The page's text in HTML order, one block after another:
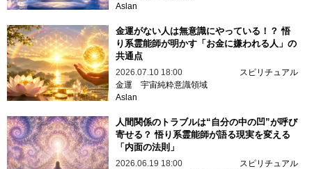
Aslan
金運がない人は無意識にやっている！？ 悟
り系霊能師が明かす「お金に嫌われる人」の
共通点
2026.07.10 18:00
スピリチュアル
金運 宇宙純粋意識領域
Aslan
人間関係のトラブルは“自分の中の凹”が呼び
寄せる？ 悟り系霊能師が語る現実を変える
「内面の法則」
2026.06.19 18:00
スピリチュアル